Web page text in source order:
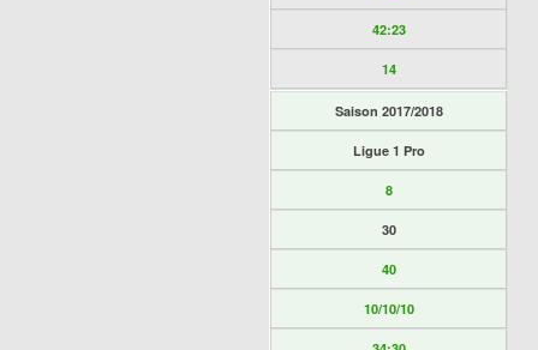
42:23
14
Saison 2017/2018
Ligue 1 Pro
8
30
40
10/10/10